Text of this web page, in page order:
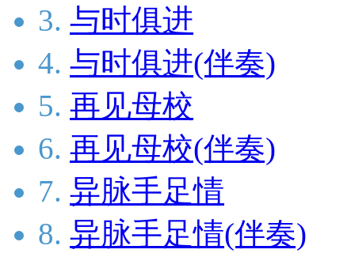
3. 与时俱进
4. 与时俱进(伴奏)
5. 再见母校
6. 再见母校(伴奏)
7. 异脉手足情
8. 异脉手足情(伴奏)